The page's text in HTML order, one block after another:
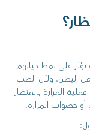
على نمط حياتهم
البطن. ولأن الطب
المرارة بالمنظار
أو حصوات المرارة.